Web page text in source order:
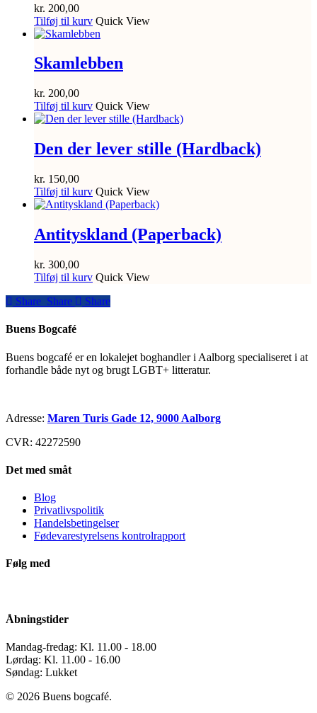
kr. 200,00
Tilføj til kurv Quick View
Skamlebben
kr. 200,00
Tilføj til kurv Quick View
Den der lever stille (Hardback)
kr. 150,00
Tilføj til kurv Quick View
Antityskland (Paperback)
kr. 300,00
Tilføj til kurv Quick View
Share
Share Share Share
Buens Bogcafé
Buens bogcafé er en lokalejet boghandler i Aalborg specialiseret i at
forhandle både nyt og brugt LGBT+ litteratur.
Adresse: Maren Turis Gade 12, 9000 Aalborg
CVR: 42272590
Det med småt
Blog
Privatlivspolitik
Handelsbetingelser
Fødevarestyrelsens kontrolrapport
Følg med
Åbningstider
Mandag-fredag: Kl. 11.00 - 18.00
Lørdag: Kl. 11.00 - 16.00
Søndag: Lukket
© 2026 Buens bogcafé.